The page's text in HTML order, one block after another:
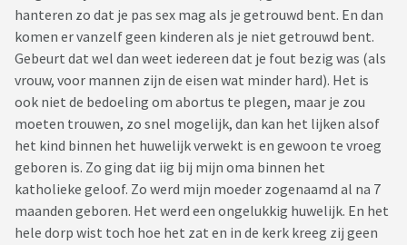
hanteren zo dat je pas sex mag als je getrouwd bent. En dan
komen er vanzelf geen kinderen als je niet getrouwd bent.
Gebeurt dat wel dan weet iedereen dat je fout bezig was (als
vrouw, voor mannen zijn de eisen wat minder hard). Het is
ook niet de bedoeling om abortus te plegen, maar je zou
moeten trouwen, zo snel mogelijk, dan kan het lijken alsof
het kind binnen het huwelijk verwekt is en gewoon te vroeg
geboren is. Zo ging dat iig bij mijn oma binnen het
katholieke geloof. Zo werd mijn moeder zogenaamd al na 7
maanden geboren. Het werd een ongelukkig huwelijk. En het
hele dorp wist toch hoe het zat en in de kerk kreeg zij geen